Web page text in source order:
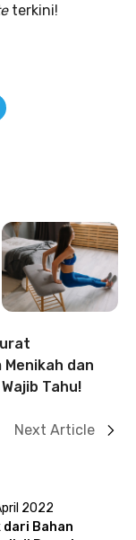
terkini!
dan
Tahu!
Next Article
2022
dari Bahan